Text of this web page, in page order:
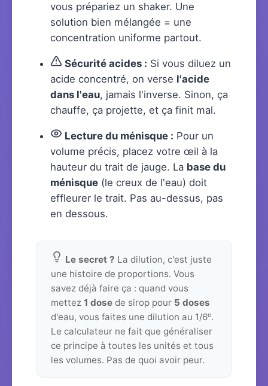
vous prépariez un shaker. Une
solution bien mélangée = une
concentration uniforme partout.
Sécurité acides : Si vous diluez un
acide concentré, on verse l'acide
dans l'eau, jamais l'inverse. Sinon, ça
chauffe, ça projette, et ça finit mal.
Lecture du ménisque : Pour un
volume précis, placez votre œil à la
hauteur du trait de jauge. La base du
ménisque (le creux de l'eau) doit
effleurer le trait. Pas au-dessus, pas
en dessous.
Le secret ? La dilution, c'est juste
une histoire de proportions. Vous
savez déjà faire ça : quand vous
mettez 1 dose de sirop pour 5 doses
d'eau, vous faites une dilution au 1/6ᵉ.
Le calculateur ne fait que généraliser
ce principe à toutes les unités et tous
les volumes. Pas de quoi avoir peur.